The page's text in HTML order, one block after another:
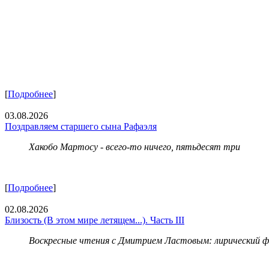
[Подробнее]
03.08.2026
Поздравляем старшего сына Рафаэля
Хакобо Мартосу - всего-то ничего, пятьдесят три
[Подробнее]
02.08.2026
Близость (В этом мире летящем...). Часть III
Воскресные чтения с Дмитрием Ластовым: лирический